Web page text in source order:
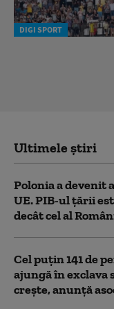
DIGI SPORT
Ultimele știri
Polonia a devenit
UE. PIB-ul țării
decât cel al
Cel puţin 141 de
ajungă în exclava
creşte, anunță